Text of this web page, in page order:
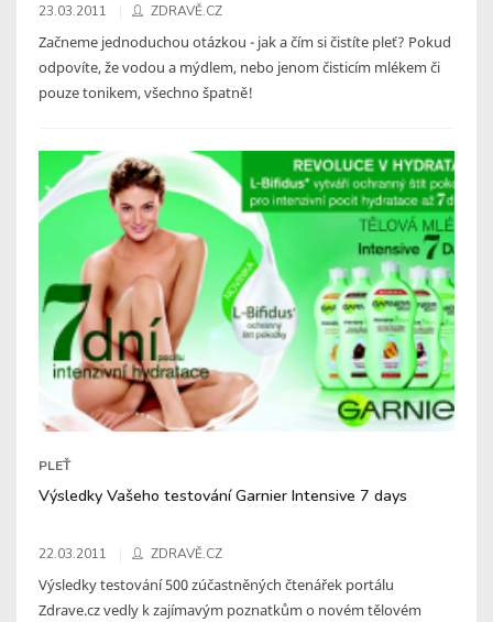
23.03.2011 ZDRAVĚ.CZ
Začneme jednoduchou otázkou - jak a čím si čistíte pleť? Pokud
odpovíte, že vodou a mýdlem, nebo jenom čisticím mlékem či
pouze tonikem, všechno špatně!
PLEŤ
Výsledky Vašeho testování Garnier Intensive 7 days
22.03.2011 ZDRAVĚ.CZ
Výsledky testování 500 zúčastněných čtenářek portálu
Zdrave.cz vedly k zajímavým poznatkům o novém tělovém